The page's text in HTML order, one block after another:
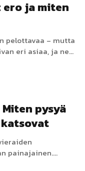
ja miten
pelottavaa – mutta
eri asiaa, ja ne
pysyä
painajainen.